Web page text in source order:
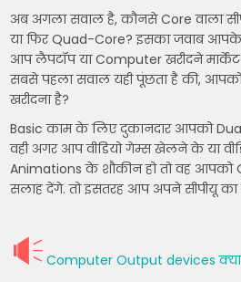
अब अगला सवाल है, कौनसे Core वाला
या फिर Quad-Core? इसका जवाब
आप लैपटॉप या Computer खरीदने
सबसे पहला सवाल यही पूंछता है की,
खरीदना है?
Basic काम के लिए दुकानदार आपको
वही अगर आप वीडियो गेम्स खेलने के या
Animations के शौकीन हो तो वह आपको
सलाह देंगे. तो इसतरह आप अपने सीपीयू
Computer Output devices क्या